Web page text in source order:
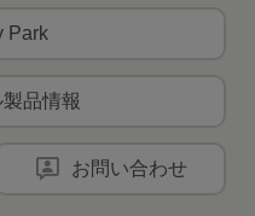
Park
品情報
お問い合わせ